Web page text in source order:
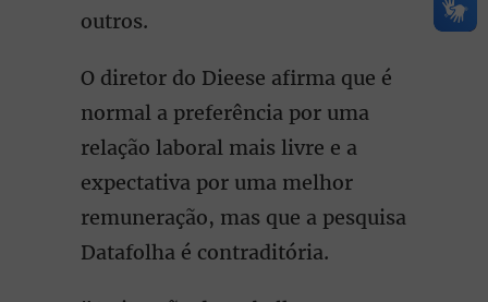
outros.
O diretor do Dieese afirma que é
normal a preferência por uma
relação laboral mais livre e a
expectativa por uma melhor
remuneração, mas que a pesquisa
Datafolha é contraditória.